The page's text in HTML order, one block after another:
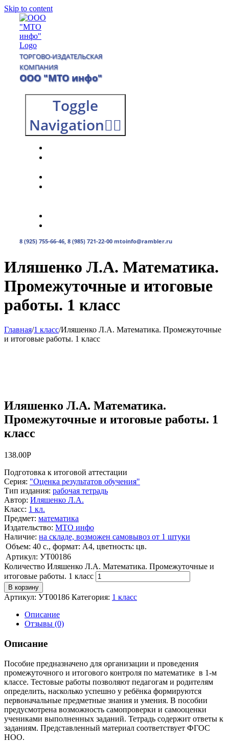
Skip to content
ТОРГОВО-ИЗДАТЕЛЬСКАЯ
КОМПАНИЯ
ООО "МТО инфо"
Toggle
Navigation
8 (925) 755-66-46, 8 (985) 721-22-00 mtoinfo@rambler.ru
Иляшенко Л.А. Математика.
Промежуточные и итоговые
работы. 1 класс
Главная/1 класс/Иляшенко Л.А. Математика. Промежуточные
и итоговые работы. 1 класс
Иляшенко Л.А. Математика.
Промежуточные и итоговые работы. 1
класс
138.00Р
Подготовка к итоговой аттестации
Серия: "Оценка результатов обучения"
Тип издания: рабочая тетрадь
Автор: Иляшенко Л.А.
Класс: 1 кл.
Предмет: математика
Издательство: МТО инфо
Наличие: на складе, возможен самовывоз от 1 штуки
Объем: 40 с., формат: А4, цветность: цв.
Артикул: УТ00186
Количество Иляшенко Л.А. Математика. Промежуточные и
итоговые работы. 1 класс
В корзину
Артикул: УТ00186 Категория: 1 класс
Описание
Отзывы (0)
Описание
Пособие предназначено для организации и проведения
промежуточного и итогового контроля по математике в 1-м
классе. Тестовые работы позволяют педагогам и родителям
определить, насколько успешно у ребёнка формируются
первоначальные предметные знания и умения. В пособии
предусмотрена возможность самопроверки и самооценки
учениками выполненных заданий. Тетрадь содержит ответы к
заданиям. Представленный материал соответствует ФГОС
НОО.